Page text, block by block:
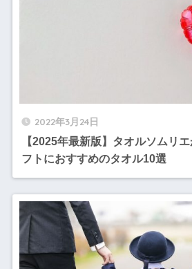
2022年3月24日
【2025年最新版】タオルソムリ
フトにおすすめのタオル10選